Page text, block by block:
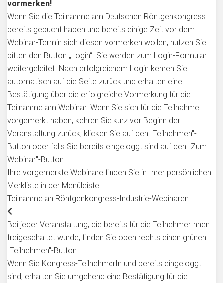
vormerken!
Wenn Sie die Teilnahme am Deutschen Röntgenkongress
bereits gebucht haben und bereits einige Zeit vor dem
Webinar-Termin sich diesen vormerken wollen, nutzen Sie
bitten den Button „Login“. Sie werden zum Login-Formular
weitergeleitet. Nach erfolgreichem Login kehren Sie
automatisch auf die Seite zurück und erhalten eine
Bestätigung über die erfolgreiche Vormerkung für die
Teilnahme am Webinar. Wenn Sie sich für die Teilnahme
vorgemerkt haben, kehren Sie kurz vor Beginn der
Veranstaltung zurück, klicken Sie auf den "Teilnehmen"-
Button oder falls Sie bereits eingeloggt sind auf den "Zum
Webinar"-Button.
Ihre vorgemerkte Webinare finden Sie in Ihrer persönlichen
Merkliste in der Menüleiste.
Teilnahme an Röntgenkongress-Industrie-Webinaren
Bei jeder Veranstaltung, die bereits für die TeilnehmerInnen
freigeschaltet wurde, finden Sie oben rechts einen grünen
"Teilnehmen"-Button.
Wenn Sie Kongress-TeilnehmerIn und bereits eingeloggt
sind, erhalten Sie umgehend eine Bestätigung für die